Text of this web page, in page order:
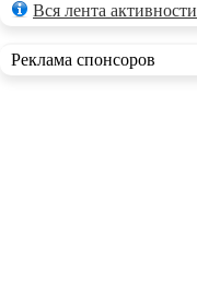
Вся лента активности
Реклама спонсоров